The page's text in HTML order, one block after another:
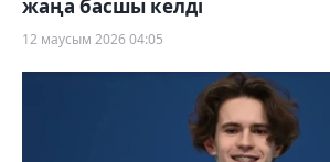
жаңа басшы келді
12 маусым 2026 04:05